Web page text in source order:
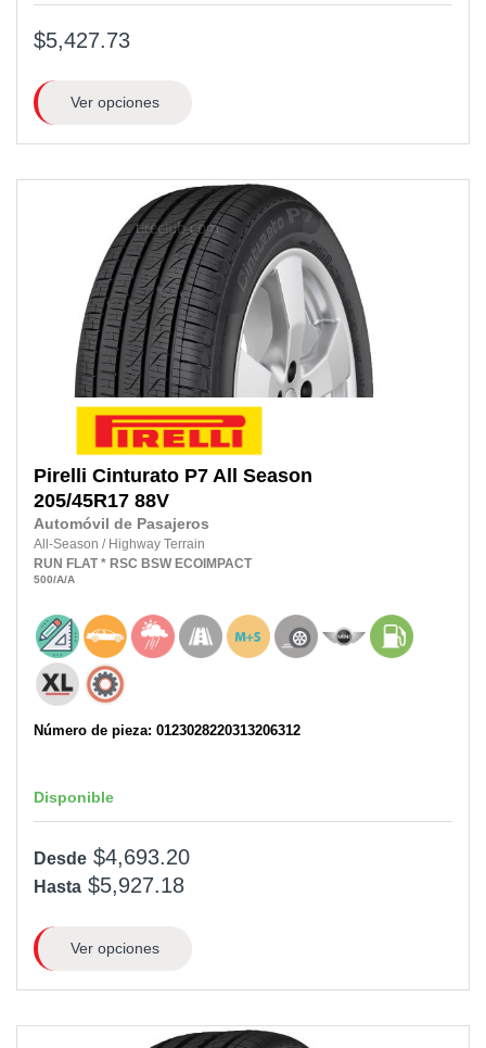
$5,427.73
Ver opciones
Pirelli Cinturato P7 All Season
205/45R17 88V
Automóvil de Pasajeros
All-Season / Highway Terrain
RUN FLAT * RSC BSW ECOIMPACT
500/A/A
Número de pieza: 0123028220313206312
Disponible
Desde $4,693.20
Hasta $5,927.18
Ver opciones